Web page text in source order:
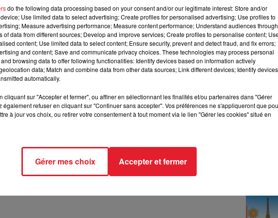
jeunes aux enjeux des européennes !
Pour l'occasion,Snapchata décidé de faire passer un petit
divers filtres et autocollants ayant un rapport direct avec le
2019". Ainsi, vous pourrez montrer à vos amis que vous avez
qui n'est pas inédite puisque Spotify a
qui vous informera directement de la date des élections
votre voix et décidez du futur de l'Europe. Les dates et les
sur le bouton pour trouver les vôtres !",peut-on ainsi lire sur
ans à se rendre aux urnes.
do the following data processing based on your consent and/or our legitimate interest: Store and/or
Use limited data to select advertising; Create profiles for personalised advertising; Use profiles to
Measure advertising performance; Measure content performance; Understand audiences through
of data from different sources; Develop and improve services; Create profiles to personalise content;
content; Use limited data to select content; Ensure security, prevent and detect fraud, and fix errors;
and content; Save and communicate privacy choices. These technologies may process personal
browsing data to offer following functionalities: Identify devices based on information actively
data; Match and combine data from other data sources; Link different devices; Identify devices
automatically.
cliquant sur "Accepter et fermer", ou affiner en sélectionnant les finalités et/ou partenaires dans "Gérer
également refuser en cliquant sur "Continuer sans accepter". Vos préférences ne s'appliqueront que
à jour vos choix, ou retirer votre consentement à tout moment via le lien "Gérer les cookies" situé en
Gérer mes choix Accepter et fermer